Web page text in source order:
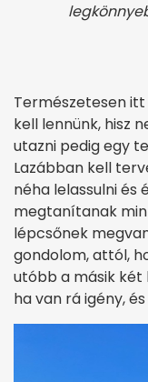
Természetesen
kell lennünk, hisz
utazni pedig egy
Lazábban kell
néha lelassulni és
megtanítanak
lépcsőnek
gondolom, attól,
utóbb a másik két
ha van rá igény,